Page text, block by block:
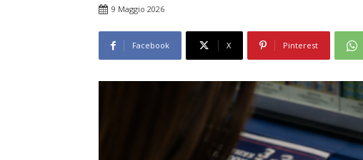
9 Maggio 2026
Facebook X Pinterest